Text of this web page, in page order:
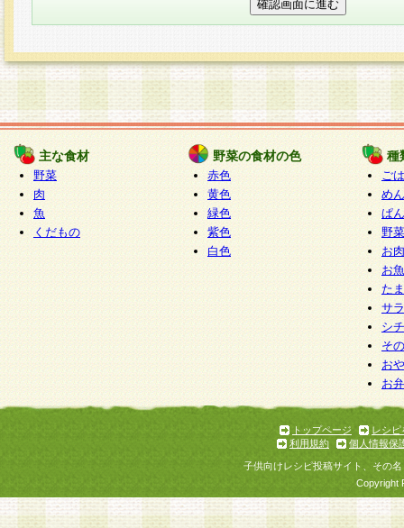
に掲示したときに、その 他の諸規定については
てその効力を生じるものとします。
4.本規約は、会員登録希望者による会員登録手続
の当社による会員登録の承認が完了した時点で会
たものとみなされ、会員に対して適用されるもの
5.当社がお聞きする個人情報は、すべて会員登録
で提 供いただいたものと考えております。従っ
自らの個人情報の提供を希望されない場合には、
をお預かりいたしません が、提供されないこと
商品やサービス等をご利用いただけない場合があ
了承ください。
6.当社は、お客様から当社が保有している個人情
加・ 利用停止等を求められた場合には、ご本人
て確認できた場合に限り、法令に準拠して合理的
いただきます。なお、開示 請求等の請求先は個
ります。
1.会員とは、本規約等を承諾のうえ、当社所定の
了し、当社が承認した者、グループとします。な
が以下に該当する場合は会員登録をすることがで
主な食材
野菜
肉
魚
くだもの
野菜の食材の色
赤色
黄色
緑色
紫色
白色
種
ご
めん
ぱん
野
お
お
た
サ
シ
そ
お
お
トップページ
レシピ
利用規約
個人情報保
子供向けレシピ投稿サイト、その
Copyright